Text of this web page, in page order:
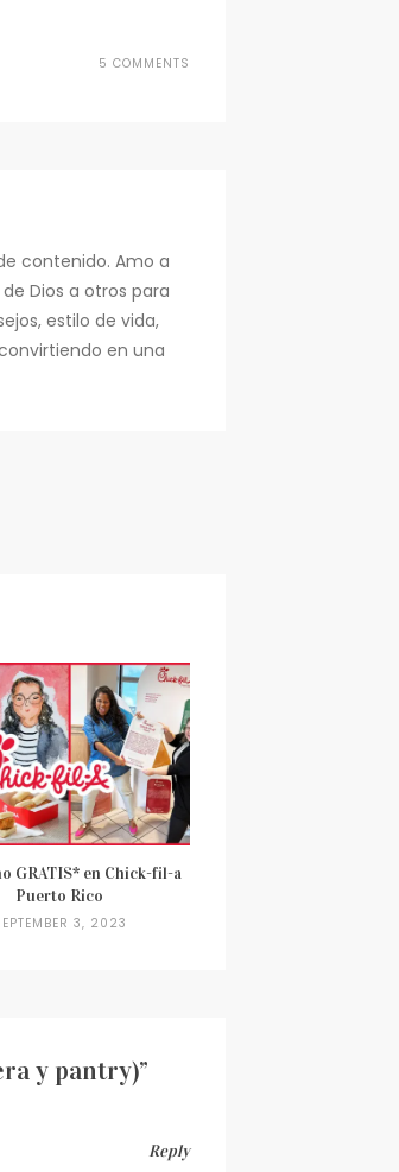
5 COMMENTS
contenido. Amo a
Dios a otros para
estilo de vida,
en una
GRATIS* en Chick-fil-a
Puerto Rico
3, 2023
y pantry)”
Reply